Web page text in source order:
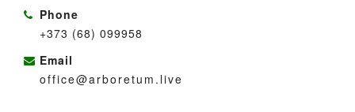
Phone
+373 (68) 099958
Email
office@arboretum.live